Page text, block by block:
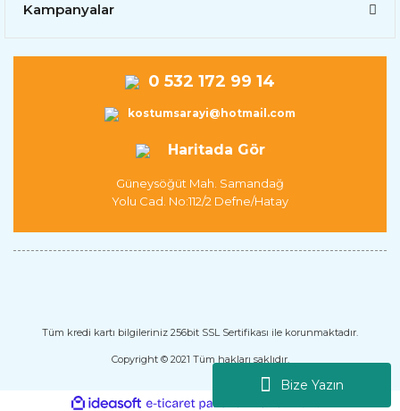
Bize Yazın
Kampanyalar
0 532 172 99 14
kostumsarayi@hotmail.com
Haritada Gör
Güneysöğüt Mah. Samandağ
Yolu Cad. No:112/2 Defne/Hatay
Tüm kredi kartı bilgileriniz 256bit SSL Sertifikası ile korunmaktadır.
Copyright © 2021 Tüm hakları saklıdır.
ideasoft